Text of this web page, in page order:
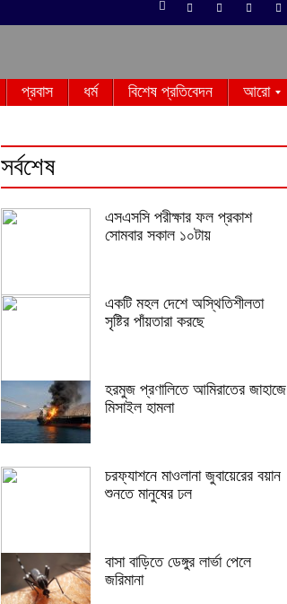
প্রবাস ধর্ম বিশেষ প্রতিবেদন আরো
সর্বশেষ
এসএসসি পরীক্ষার ফল প্রকাশ
সোমবার সকাল ১০টায়
একটি মহল দেশে অস্থিতিশীলতা
সৃষ্টির পাঁয়তারা করছে
হরমুজ প্রণালিতে আমিরাতের জাহাজে
মিসাইল হামলা
চরফ্যাশনে মাওলানা জুবায়েরের বয়ান
শুনতে মানুষের ঢল
বাসা বাড়িতে ডেঙ্গুর লার্ভা পেলে
জরিমানা